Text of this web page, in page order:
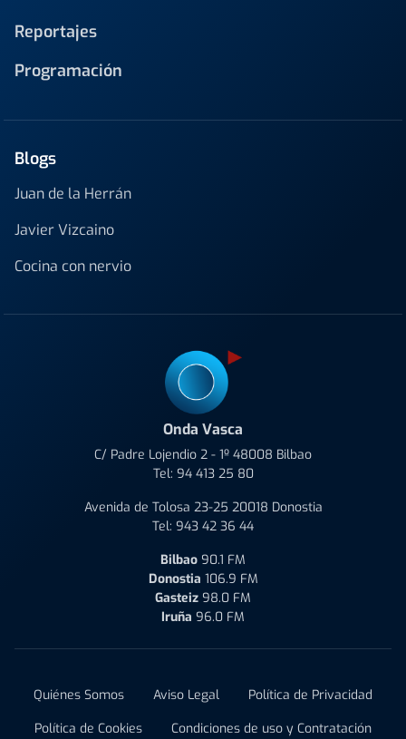
Reportajes
Programación
Blogs
Juan de la Herrán
Javier Vizcaino
Cocina con nervio
Onda Vasca
C/ Padre Lojendio 2 - 1º 48008 Bilbao
Tel: 94 413 25 80
Avenida de Tolosa 23-25 20018 Donostia
Tel: 943 42 36 44
Bilbao 90.1 FM
Donostia 106.9 FM
Gasteiz 98.0 FM
Iruña 96.0 FM
Quiénes Somos Aviso Legal
Política de Privacidad
Política de Cookies
Condiciones de uso y Contratación